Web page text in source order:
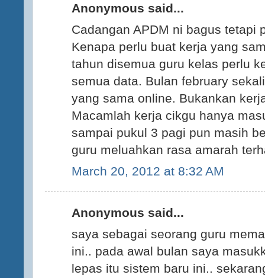
Anonymous said...
Cadangan APDM ni bagus tetapi
Kenapa perlu buat kerja yang
tahun disemua guru kelas perlu
semua data. Bulan february
yang sama online. Bukankan
Macamlah kerja cikgu hanya
sampai pukul 3 pagi pun masih
guru meluahkan rasa amarah
March 20, 2012 at 8:32 AM
Anonymous said...
saya sebagai seorang guru
ini.. pada awal bulan saya
lepas itu sistem baru ini..